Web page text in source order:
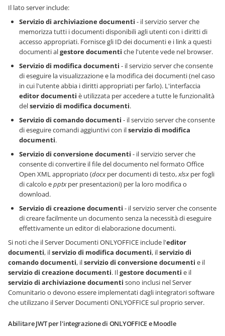
Il lato server include:
Servizio di archiviazione documenti - il servizio server che
memorizza tutti i documenti disponibili agli utenti con i diritti di
accesso appropriati. Fornisce gli ID dei documenti e i link a questi
documenti algestore documenti che l'utente vede nel browser.
Servizio di modifica documenti - il servizio server che consente
di eseguire la visualizzazione e la modifica dei documenti (nel caso
in cui l'utente abbia i diritti appropriati per farlo). L'interfaccia
editor documenti è utilizzata per accedere a tutte le funzionalità
delservizio di modifica documenti.
Servizio di comando documenti - il servizio server che consente
di eseguire comandi aggiuntivi con ilservizio di modifica
documenti.
Servizio di conversione documenti - il servizio server che
consente di convertire il file del documento nel formato Office
Open XML appropriato (docxper documenti di testo,xlsxper fogli
di calcolo epptxper presentazioni) per la loro modifica o
download.
Servizio di creazione documenti - il servizio server che consente
di creare facilmente un documento senza la necessità di eseguire
effettivamente un editor di elaborazione documenti.
Si noti che il Server Documenti ONLYOFFICE include l'editor
documenti, ilservizio di modifica documenti, ilservizio di
comando documenti, ilservizio di conversione documenti e il
servizio di creazione documenti. Ilgestore documenti e il
servizio di archiviazione documenti sono inclusi nel Server
Comunitario o devono essere implementati dagli integratori software
che utilizzano il Server Documenti ONLYOFFICE sul proprio server.
Abilitare JWT per l'integrazione di ONLYOFFICE e Moodle